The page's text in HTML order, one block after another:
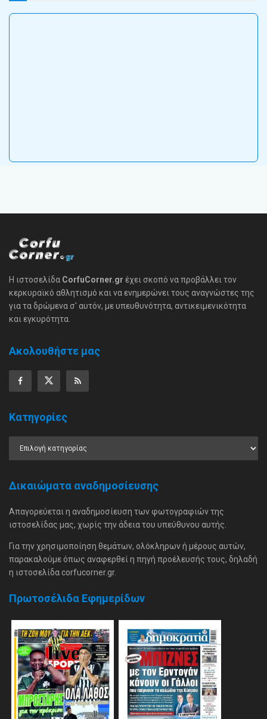
Η ιστοσελίδα CorfuCorner.gr έχει σκοπό να προβάλλει τον
κερκυραϊκό αθλητισμό και να ενημερώνει τους αναγνώστες της
για τα δρώμενα σ' αυτόν, με υπευθυνότητα, αντικειμενικότητα
και εγκυρότητα.
Ακολουθήστε μας
Κατηγορίες
Δικαιώματα αναδημοσίευσης
Απαγορεύεται η αναδημοσίευση των φωτογραφιών της
ιστοσελίδας μας, χωρίς την άδεια του υπεύθυνου αυτής.
Για την χρησιμοποίηση θεμάτων, ολόκληρων ή μέρους αυτών,
παρακαλούμε όπως αναφερθεί η πηγή προέλευσής τους, δηλαδή
η ιστοσελίδα corfucorner.gr.
Πρωτοσέλιδα Εφημερίδων